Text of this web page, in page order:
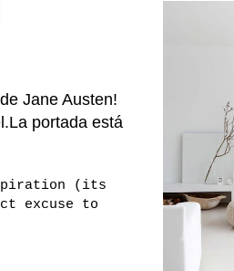
Jane Austen!
portada está
(its
excuse to